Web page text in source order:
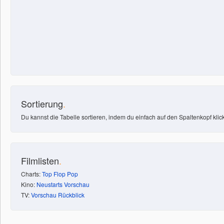
Sortierung.
Du kannst die Tabelle sortieren, indem du einfach auf den Spaltenkopf
Filmlisten.
Charts:Top Flop Pop
Kino: NeustartsVorschau
TV:Vorschau Rückblick